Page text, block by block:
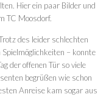
Hier ein paar Bilder und
TC Moosdorf.
des leider schlechten
– konnte
der offenen Tür so viele
begrüßen wie schon
Anreise kam sogar aus